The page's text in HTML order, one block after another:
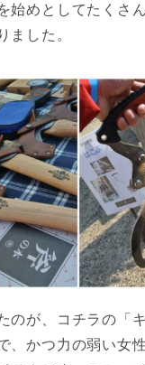
始めとしてたくさ
ました。
のが、コチラの「
、かつ力の弱い女